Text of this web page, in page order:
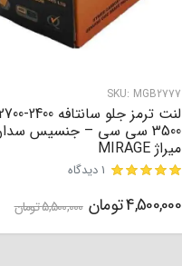
SKU: MGB2777
3500 سی سی – جنسیس
میراژ MIRAGE
مشتری
1 دیدگاه
4,500,000تومان 5,500,000تومان